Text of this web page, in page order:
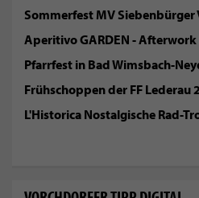
Sommerfest MV
Aperitivo GARDEN -
Pfarrfest in Bad Wimsbach-
Frühschoppen der FF Lederau
L'Historica Nostalgische Rad-